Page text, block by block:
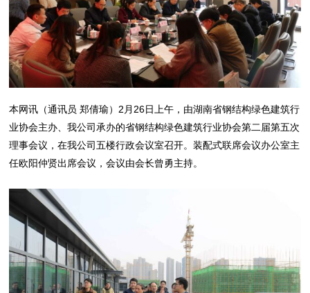
本网讯（通讯员 郑倩瑜）2月26日上午，由湖南省钢结构绿色建筑行
业协会主办、我公司承办的省钢结构绿色建筑行业协会第二届第五次
理事会议，在我公司五楼行政会议室召开。装配式联席会议办公室主
任欧阳仲贤出席会议，会议由会长曾勇主持。